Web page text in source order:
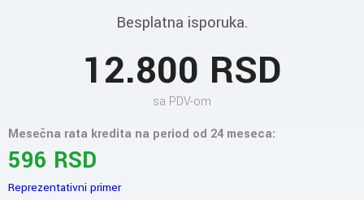
Besplatna isporuka.
12.800 RSD
sa PDV-om
Mesečna rata kredita na period od 24 meseca:
596 RSD
Reprezentativni primer